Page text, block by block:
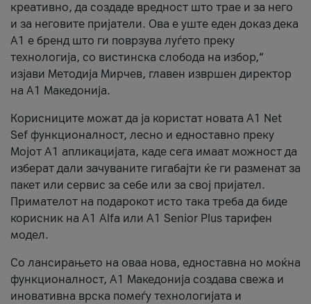
креативно, да создаде вредност што трае и за него
и за неговите пријатели. Ова е уште еден доказ дека
А1 е бренд што ги поврзува луѓето преку
технологија, со вистинска слобода на избор,“
изјави Методија Мирчев, главен извршен директор
на А1 Македонија.
Корисниците можат да ја користат новата А1 Net
Sef функционалност, лесно и едноставно преку
Мојот А1 апликацијата, каде сега имаат можност да
изберат дали зачуваните гигабајти ќе ги разменат за
пакет или сервис за себе или за свој пријател.
Примателот на подарокот исто така треба да биде
корисник на А1 Alfa или A1 Senior Plus тарифен
модел.
Со лансирањето на оваа нова, едноставна но моќна
функционалност, А1 Македонија создава свежа и
иновативна врска помеѓу технологијата и